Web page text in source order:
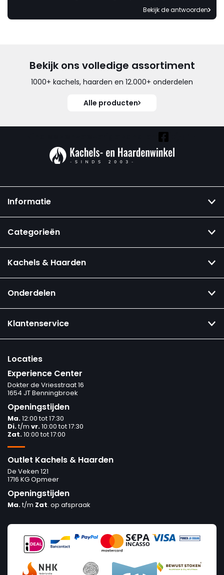
Bekijk de antwoorden
Bekijk ons volledige assortiment
1000+ kachels, haarden en 12.000+ onderdelen
Alle producten
Informatie
Categorieën
Kachels & Haarden
Onderdelen
Klantenservice
Locaties
Experience Center
Dokter de Vriesstraat 16
1654 JT Benningbroek
Openingstijden
Ma.12:00 tot 17:30
Di.t/m vr.10:00 tot 17:30
Zat.10:00 tot 17:00
Outlet Kachels & Haarden
De Veken 121
1716 KG Opmeer
Openingstijden
Ma.t/m Zat. op afspraak